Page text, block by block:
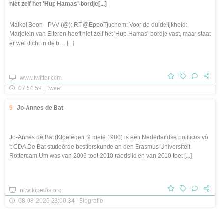
niet zelf het 'Hup Hamas'-bordje[...]
Maikel Boon - PVV (@): RT @EppoTjuchem: Voor de duidelijkheid:
Marjolein van Elteren heeft niet zelf het 'Hup Hamas'-bordje vast, maar staat
er wel dicht in de b… [...]
www.twitter.com
07:54:59 | Tweet
9 Jo-Annes de Bat
Jo-Annes de Bat (Kloetegen, 9 meie 1980) is een Nederlandse politicus vò
't CDA.De Bat studeêrde bestierskunde an den Erasmus Universiteit
Rotterdam.Um was van 2006 toet 2010 raedslid en van 2010 toet [...]
nl.wikipedia.org
08-08-2026 23:00:34 | Biografie